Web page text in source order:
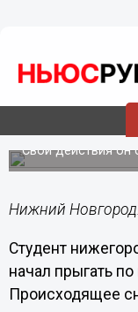
Прыгавшего
студента
Свои действия он
Нижний
Студент
начал прыгать
Происходящее